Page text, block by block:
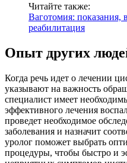
Читайте также:
Ваготомия: показания,
реабилитация
Опыт других
Когда речь идет о лечении
указывают на важность
специалист имеет
эффективного лечения
проведет необходимое
заболевания и назначит
уролог поможет выбрать
процедуры, чтобы быстро и